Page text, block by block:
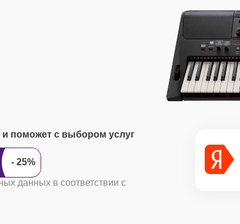
и поможет с выбором услуг
данных в соответствии с